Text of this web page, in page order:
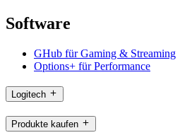
Software
GHub für Gaming & Streaming
Options+ für Performance
Logitech
Produkte kaufen